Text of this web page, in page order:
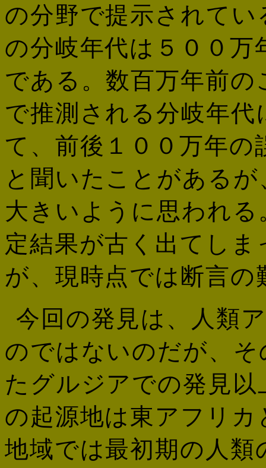
の分野で提示されて
の分岐年代は５００
である。数百万年前
で推測される分岐年
て、前後１００万年
と聞いたことがある
大きいように思われ
定結果が古く出てし
が、現時点では断言
今回の発見は、人類
のではないのだが、
たグルジアでの発見
の起源地は東アフリ
地域では最初期の人